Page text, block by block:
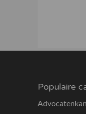
Populaire